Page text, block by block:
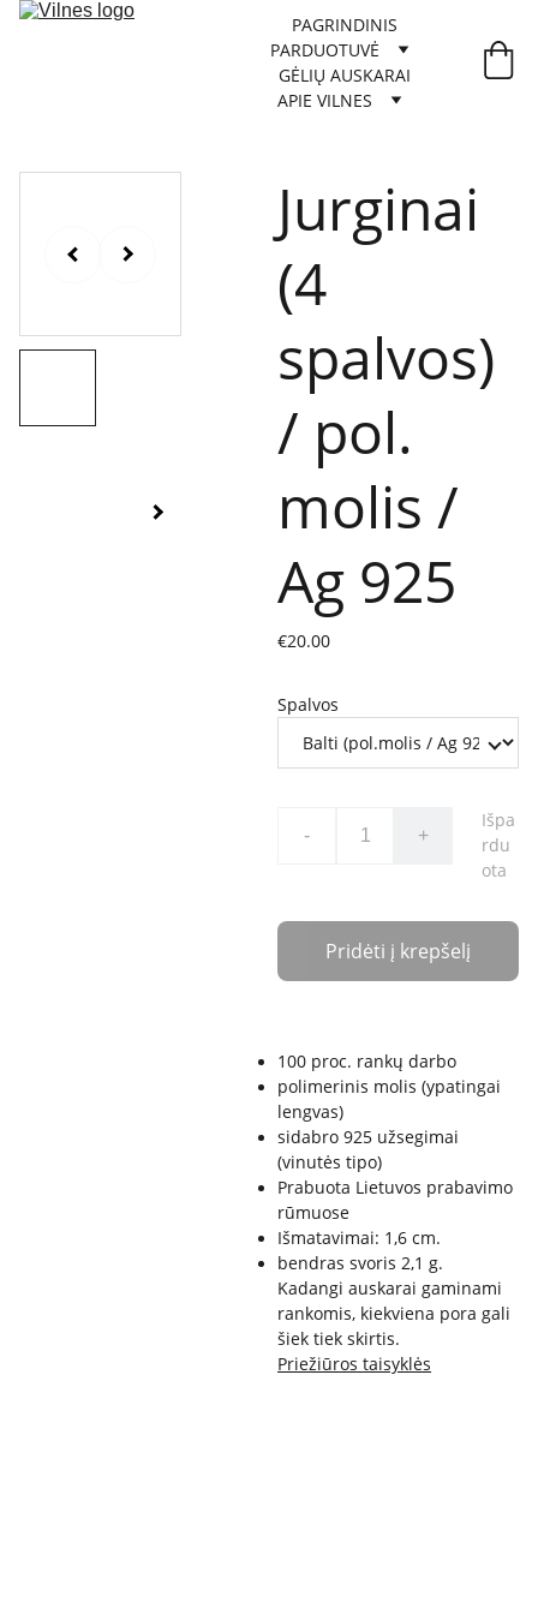
PAGRINDINIS
PARDUOTUVĖ
GĖLIŲ AUSKARAI
APIE VILNES
Jurginai
(4
spalvos)
/ pol.
molis /
Ag 925
€20.00
Spalvos
- +
Išpa
rdu
ota
Pridėti į krepšelį
100 proc. rankų darbo
polimerinis molis (ypatingai
lengvas)
sidabro 925 užsegimai
(vinutės tipo)
Prabuota Lietuvos prabavimo
rūmuose
Išmatavimai: 1,6 cm.
bendras svoris 2,1 g.
Kadangi auskarai gaminami
rankomis, kiekviena pora gali
šiek tiek skirtis.
Priežiūros taisyklės